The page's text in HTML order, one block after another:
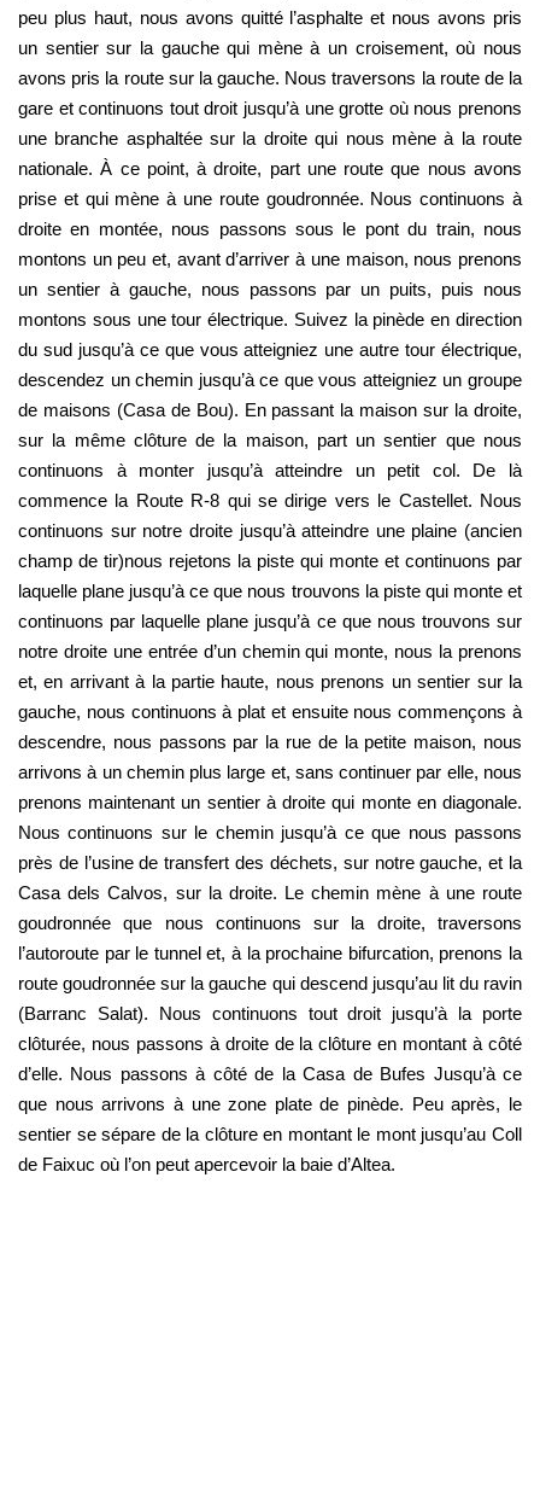
peu plus haut, nous avons quitté l’asphalte et nous avons pris
un sentier sur la gauche qui mène à un croisement, où nous
avons pris la route sur la gauche. Nous traversons la route de la
gare et continuons tout droit jusqu’à une grotte où nous prenons
une branche asphaltée sur la droite qui nous mène à la route
nationale. À ce point, à droite, part une route que nous avons
prise et qui mène à une route goudronnée. Nous continuons à
droite en montée, nous passons sous le pont du train, nous
montons un peu et, avant d’arriver à une maison, nous prenons
un sentier à gauche, nous passons par un puits, puis nous
montons sous une tour électrique. Suivez la pinède en direction
du sud jusqu’à ce que vous atteigniez une autre tour électrique,
descendez un chemin jusqu’à ce que vous atteigniez un groupe
de maisons (Casa de Bou). En passant la maison sur la droite,
sur la même clôture de la maison, part un sentier que nous
continuons à monter jusqu’à atteindre un petit col. De là
commence la Route R-8 qui se dirige vers le Castellet. Nous
continuons sur notre droite jusqu’à atteindre une plaine (ancien
champ de tir)nous rejetons la piste qui monte et continuons par
laquelle plane jusqu’à ce que nous trouvons la piste qui monte et
continuons par laquelle plane jusqu’à ce que nous trouvons sur
notre droite une entrée d’un chemin qui monte, nous la prenons
et, en arrivant à la partie haute, nous prenons un sentier sur la
gauche, nous continuons à plat et ensuite nous commençons à
descendre, nous passons par la rue de la petite maison, nous
arrivons à un chemin plus large et, sans continuer par elle, nous
prenons maintenant un sentier à droite qui monte en diagonale.
Nous continuons sur le chemin jusqu’à ce que nous passons
près de l’usine de transfert des déchets, sur notre gauche, et la
Casa dels Calvos, sur la droite. Le chemin mène à une route
goudronnée que nous continuons sur la droite, traversons
l’autoroute par le tunnel et, à la prochaine bifurcation, prenons la
route goudronnée sur la gauche qui descend jusqu’au lit du ravin
(Barranc Salat). Nous continuons tout droit jusqu’à la porte
clôturée, nous passons à droite de la clôture en montant à côté
d’elle. Nous passons à côté de la Casa de Bufes Jusqu’à ce
que nous arrivons à une zone plate de pinède. Peu après, le
sentier se sépare de la clôture en montant le mont jusqu’au Coll
de Faixuc où l’on peut apercevoir la baie d’Altea.